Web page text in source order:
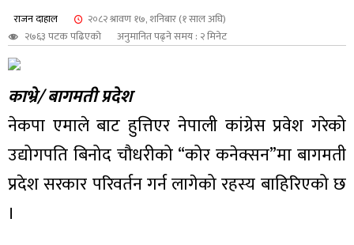
राजन दाहाल
२०८२ श्रावण १७, शनिबार (१ साल अघि)
२७६३ पटक पढिएको
अनुमानित पढ्ने समय : २ मिनेट
काभ्रे/ बागमती प्रदेश
नेकपा एमाले बाट हुत्तिएर नेपाली कांग्रेस प्रवेश गरेको
उद्योगपति बिनोद चौधरीको “कोर कनेक्सन”मा बागमती
प्रदेश सरकार परिवर्तन गर्न लागेको रहस्य बाहिरिएको छ
।